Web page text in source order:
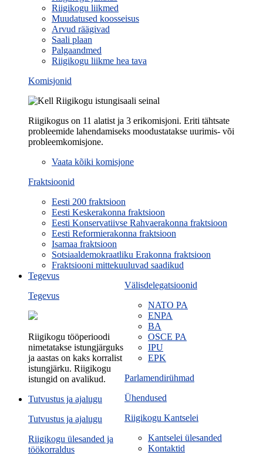
Riigikogu liikmed
Muudatused koosseisus
Arvud räägivad
Saali plaan
Palgaandmed
Riigikogu liikme hea tava
Komisjonid
Riigikogus on 11 alatist ja 3 erikomisjoni. Eriti tähtsate
probleemide lahendamiseks moodustatakse uurimis- või
probleemkomisjone.
Vaata kõiki komisjone
Fraktsioonid
Eesti 200 fraktsioon
Eesti Keskerakonna fraktsioon
Eesti Konservatiivse Rahvaerakonna fraktsioon
Eesti Reformierakonna fraktsioon
Isamaa fraktsioon
Sotsiaaldemokraatliku Erakonna fraktsioon
Fraktsiooni mittekuuluvad saadikud
Välisdelegatsioonid
NATO PA
ENPA
BA
OSCE PA
IPU
EPK
Parlamendirühmad
Ühendused
Riigikogu Kantselei
Kantselei ülesanded
Kontaktid
Tegevus
Tegevus
Riigikogu tööperioodi
nimetatakse istungjärguks
ja aastas on kaks korralist
istungjärku. Riigikogu
istungid on avalikud.
Tutvustus ja ajalugu
Tutvustus ja ajalugu
Riigikogu ülesanded ja
töökorraldus